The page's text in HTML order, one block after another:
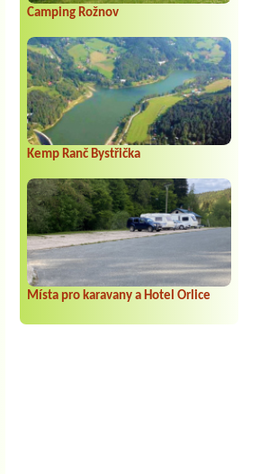
Camping Rožnov
Kemp Ranč Bystřička
Místa pro karavany a Hotel Orlice